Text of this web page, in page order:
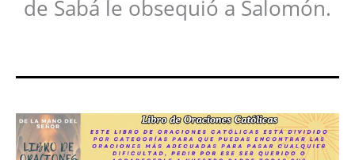
de Sabá le obsequió a Salomón.